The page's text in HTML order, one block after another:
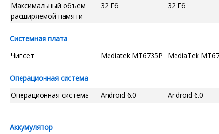
Максимальный объем
расширяемой памяти
32 Гб 32 Гб
Системная плата
Чипсет
Mediatek MT6735P MediaTek
Операционная система
Операционная система
Android 6.0 Android 6.0
Аккумулятор